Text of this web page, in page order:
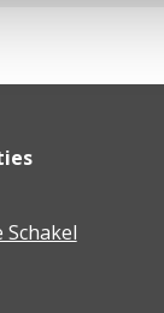
Schakel